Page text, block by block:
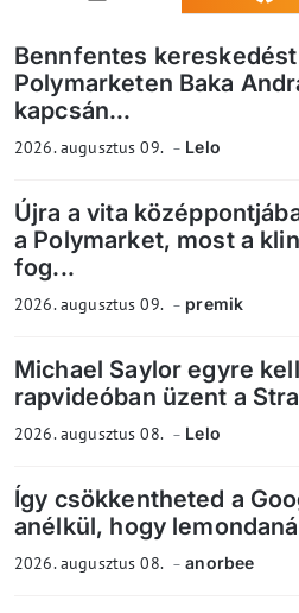
Bennfentes
Polymarketen Baka
kapcsán...
2026. augusztus 09. Lelo
Újra a vita
a Polymarket, most a
fog...
2026. augusztus 09. premik
Michael Saylor egyre
rapvideóban üzent a
2026. augusztus 08. Lelo
Így csökkentheted a
anélkül, hogy
2026. augusztus 08. anorbee